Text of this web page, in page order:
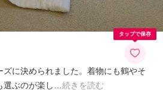
タップで保存
ズに決められました。着物にも鶴やそ
選ぶのが楽し
続きを読む